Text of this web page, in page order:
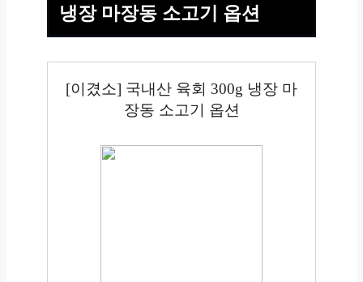
냉장 마장동 소고기 옵션
[이겼소] 국내산 육회 300g 냉장 마
장동 소고기 옵션